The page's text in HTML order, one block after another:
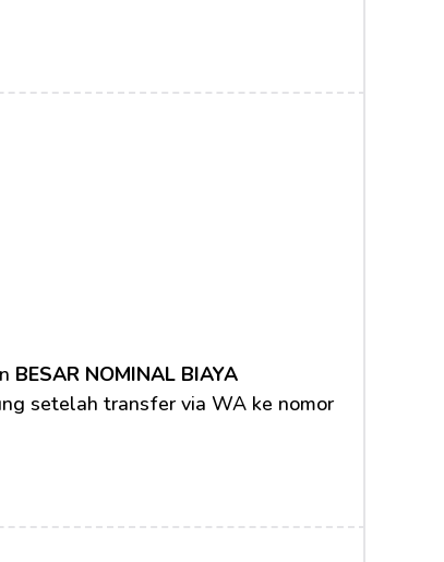
BESAR NOMINAL BIAYA
setelah transfer via WA ke nomor